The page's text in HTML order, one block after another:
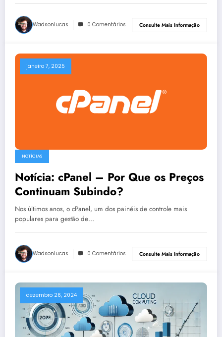
Wadsonlucas 0 Comentários Consulte Mais Informação
janeiro 7, 2025
NOTÍCIAS
Notícia: cPanel – Por Que os Preços
Continuam Subindo?
Nos últimos anos, o cPanel, um dos painéis de controle mais
populares para gestão de…
Wadsonlucas 0 Comentários Consulte Mais Informação
dezembro 26, 2024